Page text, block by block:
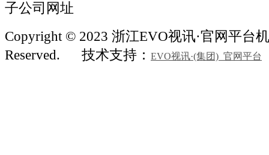
子公司网址
Copyright © 2023 浙江EVO视讯·官网平台
Reserved.
技术支持： EVO视讯·(集团)_官网平台